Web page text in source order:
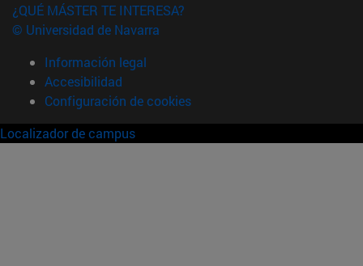
¿QUÉ MÁSTER TE INTERESA?
© Universidad de Navarra
Información legal
Accesibilidad
Configuración de cookies
Localizador de campus